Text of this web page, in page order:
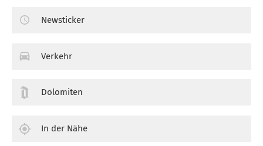
Newsticker
Verkehr
Dolomiten
In der Nähe